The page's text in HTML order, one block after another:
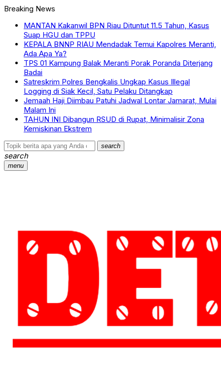
Breaking News
MANTAN Kakanwil BPN Riau Dituntut 11.5 Tahun, Kasus
Suap HGU dan TPPU
KEPALA BNNP RIAU Mendadak Temui Kapolres Meranti,
Ada Apa Ya?
TPS 01 Kampung Balak Meranti Porak Poranda Diterjang
Badai
Satreskrim Polres Bengkalis Ungkap Kasus Illegal
Logging di Siak Kecil, Satu Pelaku Ditangkap
Jemaah Haji Diimbau Patuhi Jadwal Lontar Jamarat, Mulai
Malam Ini
TAHUN INI Dibangun RSUD di Rupat, Minimalisir Zona
Kemiskinan Ekstrem
search
search
menu